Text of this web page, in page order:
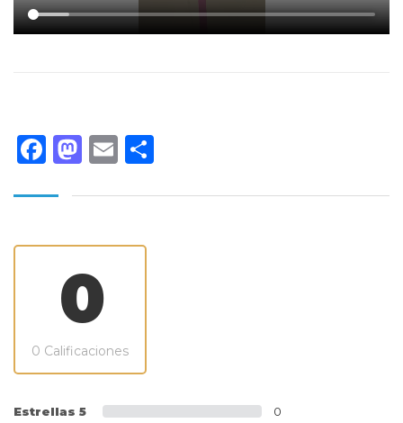
Facebook
Mastodon
Email
0
0 Calificaciones
Estrellas 5 0